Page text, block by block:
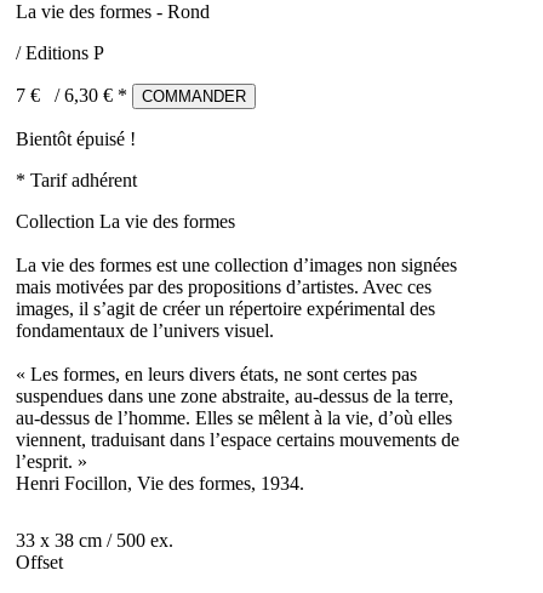
La vie des formes - Rond
/ Editions P
7 € /6,30 € * COMMANDER
Bientôt épuisé !
* Tarif adhérent
Collection La vie des formes
La vie des formes est une collection d’images non signées
mais motivées par des propositions d’artistes. Avec ces
images, il s’agit de créer un répertoire expérimental des
fondamentaux de l’univers visuel.
« Les formes, en leurs divers états, ne sont certes pas
suspendues dans une zone abstraite, au-dessus de la terre,
au-dessus de l’homme. Elles se mêlent à la vie, d’où elles
viennent, traduisant dans l’espace certains mouvements de
l’esprit. »
Henri Focillon, Vie des formes, 1934.
33 x 38 cm / 500 ex.
Offset